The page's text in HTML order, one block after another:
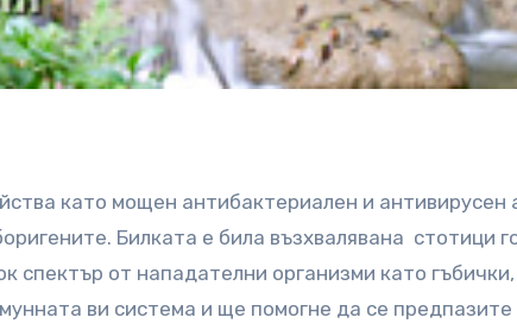
като мощен антибактериален и антивирусен
Билката е била възхвалявана стотици
спектър от нападателни организми като
ви система и ще помогне да се предпазите